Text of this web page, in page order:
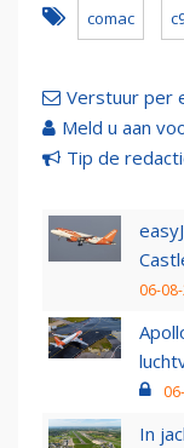
comac
Verstuur per
Meld u aan
Tip de
06-
In